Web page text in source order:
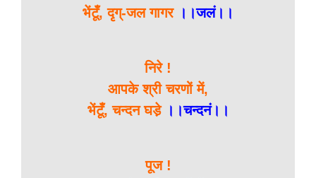
भेंटूँ, दृग्-जल गागर ।।जलं।।
निरे !
आपके श्री चरणों में,
भेंटूँ, चन्दन घडे़।।चन्दनं।।
पूज !